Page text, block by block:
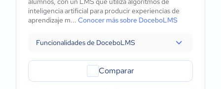
inteligencia artificial para producir experiencias de
aprendizaje m... Conocer más sobre DoceboLMS
Funcionalidades de DoceboLMS
Comparar